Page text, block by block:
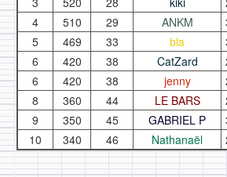
4
510 29 ANKM
5
469 33 bla
6
420 38 CatZard
6
420 38 jenny
8
360 44 LE BARS
9
350 45 GABRIEL P
10
340 46 Nathanaël